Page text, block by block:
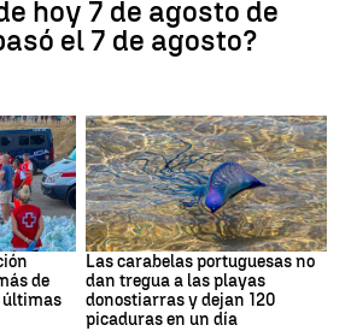
hoy 7 de agosto de
el 7 de agosto?
de
últimas
PAÍS VASCO
Las carabelas portuguesas no
dan tregua a las playas
donostiarras y dejan 120
picaduras en un día